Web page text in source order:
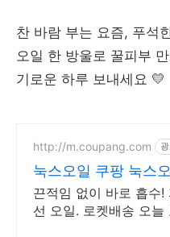
찬 바람 부는 요즘, 푸석
오일 한 방울로 꿀피부
기로운 하루 보내세요 💛
http://m.coupang.com
눅스오일 쿠팡 눅스
특가
끈적임 없이 바로 흡수!
선 오일. 로켓배송 오늘